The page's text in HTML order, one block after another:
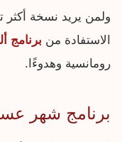
ولمن يريد نسخة أكثر
الاستفادة من برنامج
رومانسية وهدوءًا.
برنامج شهر عسل في